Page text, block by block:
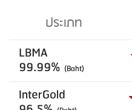
ประเภท
LBMA
99.99% (Baht)
InterGold